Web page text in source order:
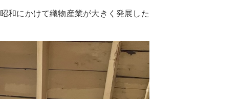
和にかけて織物産業が大きく発展した